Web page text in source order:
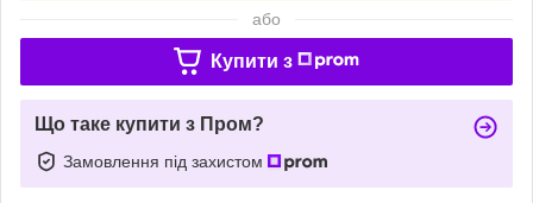
або
Купити з
Що таке купити з Пром?
Замовлення під захистом